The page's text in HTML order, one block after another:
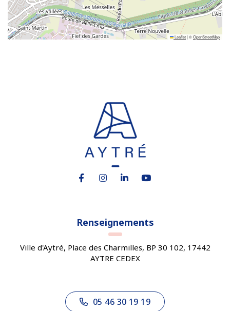
Leaflet|©OpenStreetMap
Lien vers le compte Facebook
Lien vers le compte Instagram
Lien vers le compte Linkedin
Lien vers la chaîne
Renseignements
Ville d'Aytré, Place des Charmilles, BP 30 102, 17442
AYTRE CEDEX
05 46 30 19 19